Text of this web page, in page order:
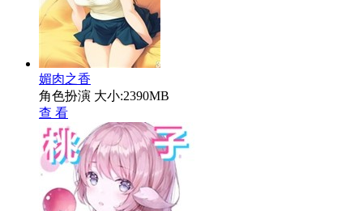
媚肉之香
角色扮演 大小:2390MB
查 看